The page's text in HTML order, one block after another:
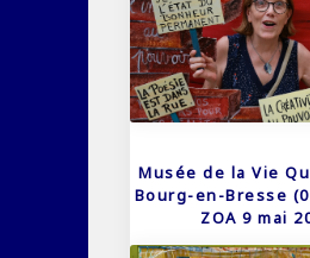
Musée de la Vie
Bourg-en-Bresse
ZOA 9 mai